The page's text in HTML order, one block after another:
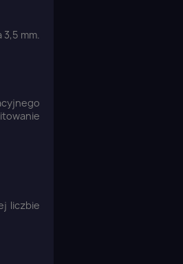
mm.
liczbie